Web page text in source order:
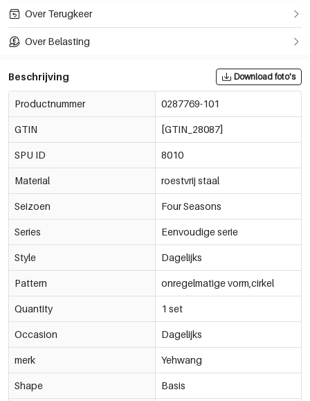
Over Terugkeer
Over Belasting
Beschrijving Download foto's
Productnummer 0287769-101
GTIN [GTIN_28087]
SPU ID 8010
Material roestvrij staal
Seizoen Four Seasons
Series Eenvoudige serie
Style Dagelijks
Pattern onregelmatige vorm,cirkel
Quantity 1 set
Occasion Dagelijks
merk Yehwang
Shape Basis